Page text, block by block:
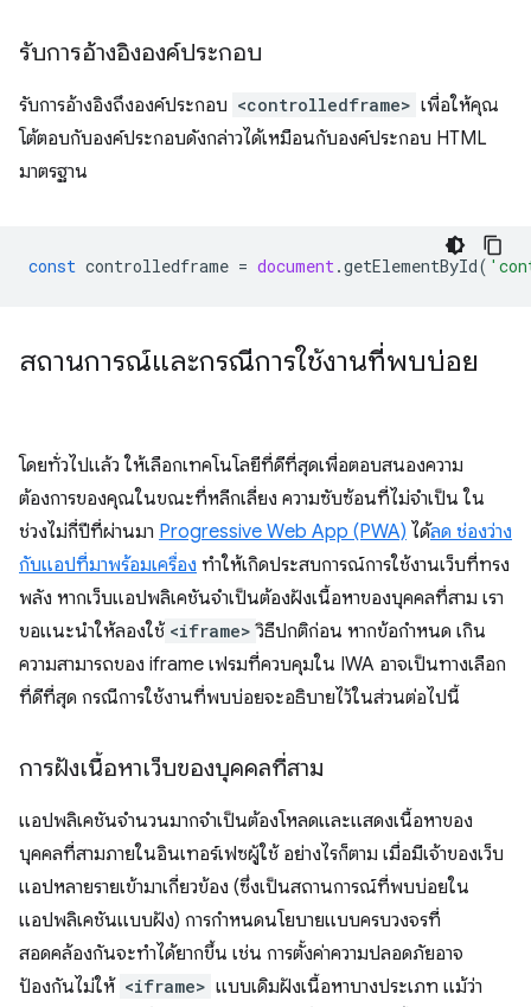
รับการอ้างอิงองค์ประกอบ
รับการอ้างอิงถึงองค์ประกอบ <controlledframe> เพื่อให้คุณ
โต้ตอบกับองค์ประกอบดังกล่าวได้เหมือนกับองค์ประกอบ HTML
มาตรฐาน
const controlledframe = document.getElementById(
สถานการณ์และกรณีการใช้งานที่พบบ่อย
โดยทั่วไปแล้ว ให้เลือกเทคโนโลยีที่ดีที่สุดเพื่อตอบสนองความ
ต้องการของคุณในขณะที่หลีกเลี่ยง ความซับซ้อนที่ไม่จำเป็น ใน
ช่วงไม่กี่ปีที่ผ่านมา Progressive Web App (PWA) ได้ลด ช่องว่าง
กับแอปที่มาพร้อมเครื่อง ทำให้เกิดประสบการณ์การใช้งานเว็บที่ทรง
พลัง หากเว็บแอปพลิเคชันจำเป็นต้องฝังเนื้อหาของบุคคลที่สาม เรา
ขอแนะนำให้ลองใช้ <iframe> วิธีปกติก่อน หากข้อกำหนด เกิน
ความสามารถของ iframe เฟรมที่ควบคุมใน IWA อาจเป็นทางเลือก
ที่ดีที่สุด กรณีการใช้งานที่พบบ่อยจะอธิบายไว้ในส่วนต่อไปนี้
การฝังเนื้อหาเว็บของบุคคลที่สาม
แอปพลิเคชันจำนวนมากจำเป็นต้องโหลดและแสดงเนื้อหาของ
บุคคลที่สามภายในอินเทอร์เฟซผู้ใช้ อย่างไรก็ตาม เมื่อมีเจ้าของเว็บ
แอปหลายรายเข้ามาเกี่ยวข้อง (ซึ่งเป็นสถานการณ์ที่พบบ่อยใน
แอปพลิเคชันแบบฝัง) การกำหนดนโยบายแบบครบวงจรที่
สอดคล้องกันจะทำได้ยากขึ้น เช่น การตั้งค่าความปลอดภัยอาจ
ป้องกันไม่ให้ <iframe> แบบเดิมฝังเนื้อหาบางประเภท แม้ว่า